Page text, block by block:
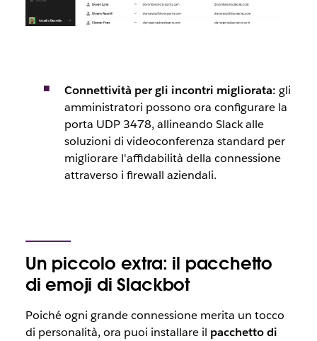
Connettività per gli incontri migliorata: gli
amministratori possono ora configurare la
porta UDP 3478, allineando Slack alle
soluzioni di videoconferenza standard per
migliorare l'affidabilità della connessione
attraverso i firewall aziendali.
Un piccolo extra: il pacchetto
di emoji di Slackbot
Poiché ogni grande connessione merita un tocco
di personalità, ora puoi installare il pacchetto di